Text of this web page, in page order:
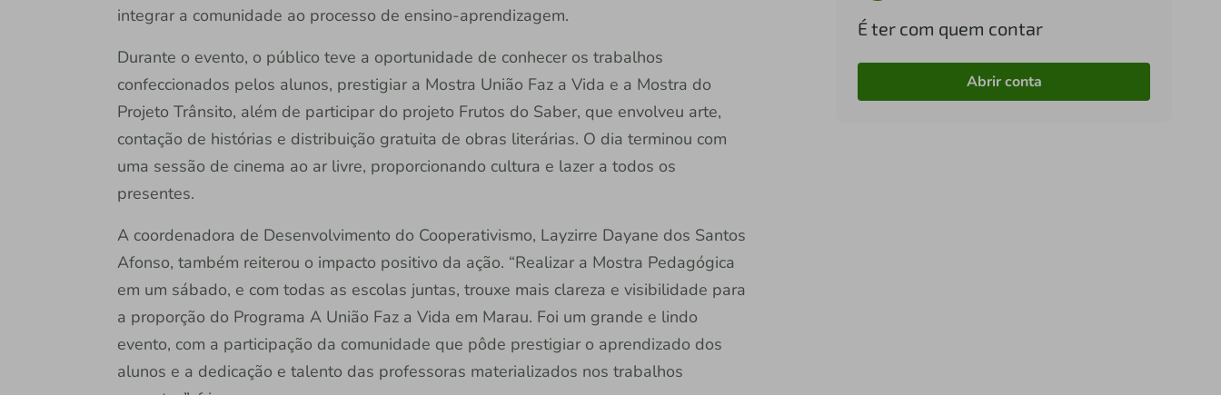
integrar a comunidade ao processo de ensino-aprendizagem.
Durante o evento, o público teve a oportunidade de conhecer os trabalhos
confeccionados pelos alunos, prestigiar a Mostra União Faz a Vida e a Mostra do
Projeto Trânsito, além de participar do projeto Frutos do Saber, que envolveu arte,
contação de histórias e distribuição gratuita de obras literárias. O dia terminou com
uma sessão de cinema ao ar livre, proporcionando cultura e lazer a todos os
presentes.
A coordenadora de Desenvolvimento do Cooperativismo, Layzirre Dayane dos Santos
Afonso, também reiterou o impacto positivo da ação. “Realizar a Mostra Pedagógica
em um sábado, e com todas as escolas juntas, trouxe mais clareza e visibilidade para
a proporção do Programa A União Faz a Vida em Marau. Foi um grande e lindo
evento, com a participação da comunidade que pôde prestigiar o aprendizado dos
alunos e a dedicação e talento das professoras materializados nos trabalhos
É ter com quem contar
Abrir conta